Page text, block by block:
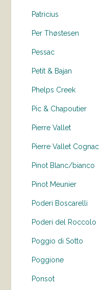
Patricius
Per Thøstesen
Pessac
Petit & Bajan
Phelps Creek
Pic & Chapoutier
Pierre Vallet
Pierre Vallet Cognac
Pinot Blanc/bianco
Pinot Meunier
Poderi Boscarelli
Poderi del Roccolo
Poggio di Sotto
Poggione
Ponsot